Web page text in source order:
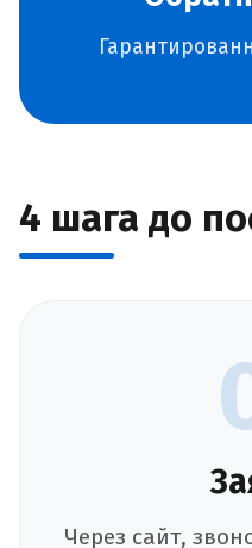
4 шага до
Через сайт,